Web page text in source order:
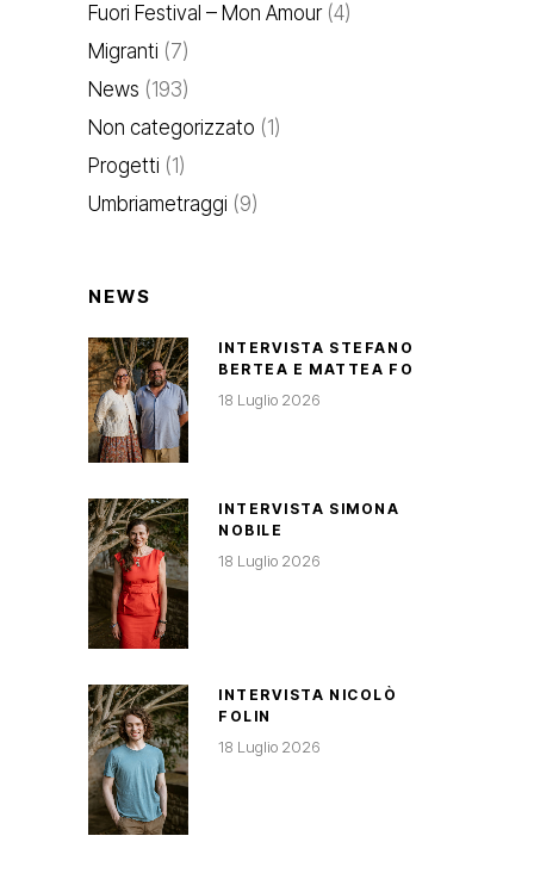
Fuori Festival – Mon Amour(4)
Migranti (7)
News (193)
Non categorizzato (1)
Progetti (1)
Umbriametraggi (9)
NEWS
INTERVISTA STEFANO
BERTEA E MATTEA FO
18 Luglio 2026
INTERVISTA SIMONA
NOBILE
18 Luglio 2026
INTERVISTA NICOLÒ
FOLIN
18 Luglio 2026